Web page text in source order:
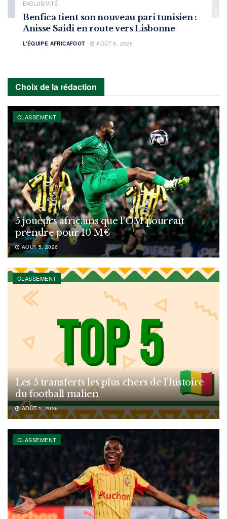
EXCLUSIVITÉ
Benfica tient son nouveau pari tunisien :
Anisse Saidi en route vers Lisbonne
L'ÉQUIPE AFRICAFOOT AOÛT 8, 2026
Choix de la rédaction
CLASSEMENT
5 joueurs africains que l’OM pourrait
prendre pour 10 M€
AOÛT 5, 2026
CLASSEMENT
Les 5 transferts les plus chers de l’histoire
du football malien
AOÛT 1, 2026
CLASSEMENT